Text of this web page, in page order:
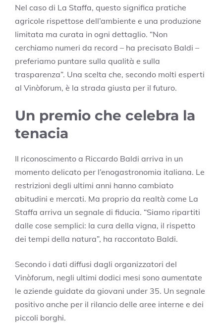
Nel caso di La Staffa, questo significa pratiche
agricole rispettose dell’ambiente e una produzione
limitata ma curata in ogni dettaglio. “Non
cerchiamo numeri da record – ha precisato Baldi –
preferiamo puntare sulla qualità e sulla
trasparenza”. Una scelta che, secondo molti esperti
al Vinòforum, è la strada giusta per il futuro.
Un premio che celebra la
tenacia
Il riconoscimento a Riccardo Baldi arriva in un
momento delicato per l’enogastronomia italiana. Le
restrizioni degli ultimi anni hanno cambiato
abitudini e mercati. Ma proprio da realtà come La
Staffa arriva un segnale di fiducia. “Siamo ripartiti
dalle cose semplici: la cura della vigna, il rispetto
dei tempi della natura”, ha raccontato Baldi.
Secondo i dati diffusi dagli organizzatori del
Vinòforum, negli ultimi dodici mesi sono aumentate
le aziende guidate da giovani under 35. Un segnale
positivo anche per il rilancio delle aree interne e dei
piccoli borghi.